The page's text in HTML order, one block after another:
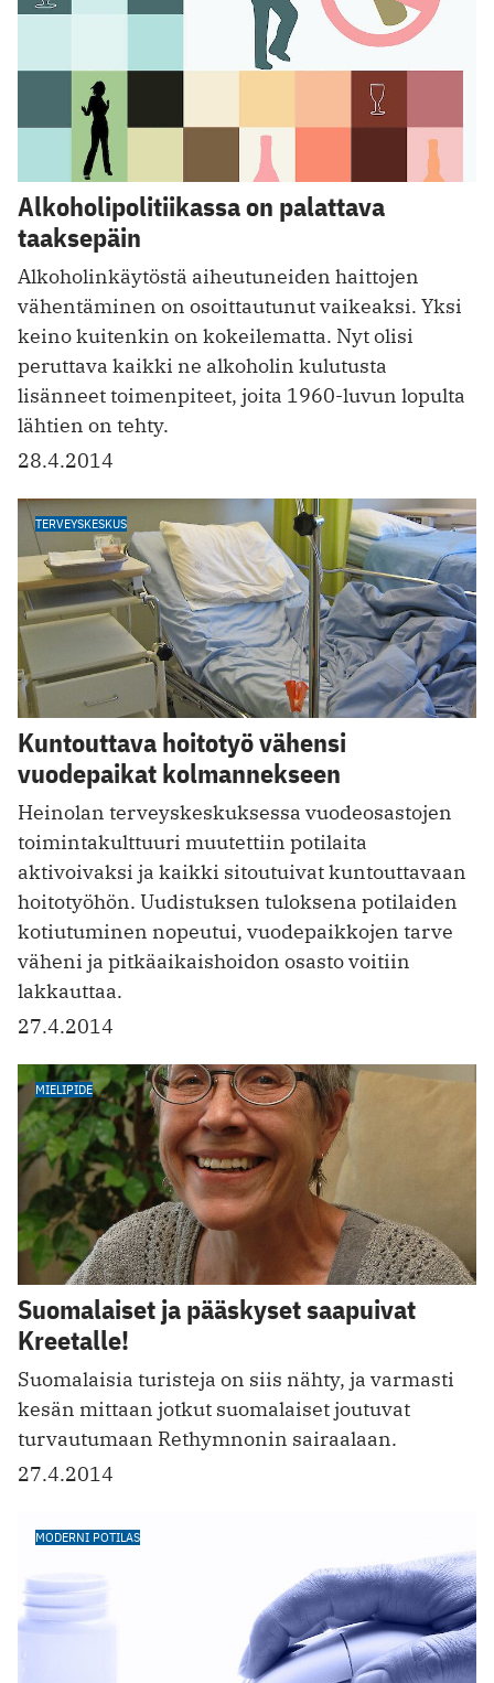
Alkoholipolitiikassa on palattava
taaksepäin
Alkoholinkäytöstä aiheutuneiden haittojen
vähentäminen on ­osoittautunut vaikeaksi. Yksi
keino kuitenkin on kokeilematta. Nyt olisi
peruttava kaikki ne alkoholin kulutusta
lisänneet toimenpiteet, joita 1960-luvun lopulta
lähtien on tehty.
28.4.2014
TERVEYSKESKUS
Kuntouttava hoitotyö vähensi
vuodepaikat kolmannekseen
Heinolan terveyskeskuksessa vuodeosastojen
toimintakulttuuri muutettiin potilaita
aktivoivaksi ja kaikki sitoutuivat kuntouttavaan
hoitotyöhön. Uudistuksen tuloksena potilaiden
kotiutuminen nopeutui, vuodepaikkojen tarve
väheni ja pitkäaikaishoidon osasto voitiin
lakkauttaa.
27.4.2014
MIELIPIDE
Suomalaiset ja pääskyset saapuivat
Kreetalle!
Suomalaisia turisteja on siis nähty, ja varmasti
kesän mittaan jotkut suomalaiset joutuvat
turvautumaan Rethymnonin sairaalaan.
27.4.2014
MODERNI POTILAS